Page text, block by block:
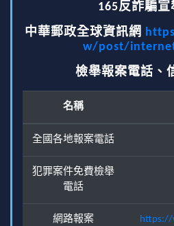
165反詐騙宣
中華郵政全球資訊網
w/post/
檢舉報案電話、
名稱
全國各地報案電話
犯罪案件免費檢舉
電話
網路報案 https://